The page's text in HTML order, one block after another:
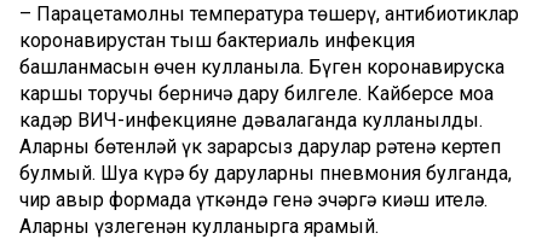
– Парацетамолны температура төшерү, антибиотиклар
коронавирустан тыш бактериаль инфекция
башланмасын өчен кулланыла. Бүген коронавируска
каршы торучы берничә дару билгеле. Кайберсе моңа
кадәр ВИЧ-инфекцияне дәвалаганда кулланылды.
Аларны бөтенләй үк зарарсыз дарулар рәтенә кертеп
булмый. Шуңа күрә бу даруларны пневмония булганда,
чир авыр формада үткәндә генә эчәргә киңәш ителә.
Аларны үзлегеңнән кулланырга ярамый.